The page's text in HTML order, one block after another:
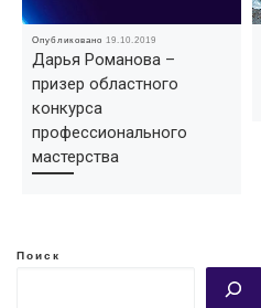
Опубликовано19.10.2019
Дарья Романова –
призер областного
конкурса
профессионального
мастерства
Поиск